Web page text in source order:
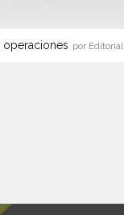
operaciones por Editorial